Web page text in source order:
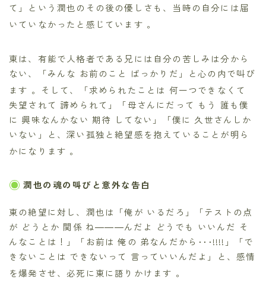
て」という潤也のその後の優しさも、当時の自分には届
いていなかったと感じています 。
東は、有能で人格者である兄には自分の苦しみは分から
ない、「みんな お前のこと ばっかりだ」と心の内で叫び
ます 。そして、「求められたことは 何一つできなくて
失望されて 諦められて」「母さんにだって もう 誰も僕
に 興味なんかない 期待 してない」「僕に 久世さんしか
いない」と、深い孤独と絶望感を抱えていることが明ら
かになります 。
潤也の魂の叫びと意外な告白
東の絶望に対し、潤也は「俺が いるだろ」「テストの点
が どうとか 関係 ね―――んだよ どうでも いいんだ そ
んなことは！」「お前は 俺の 弟なんだから･･･!!!!」「で
きないことは できないって 言っていいんだよ」と、感情
を爆発させ、必死に東に語りかけます 。